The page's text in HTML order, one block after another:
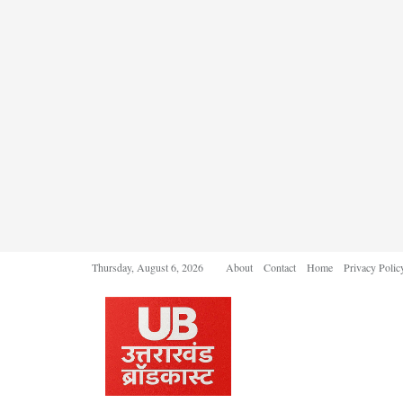
Thursday, August 6, 2026 About Contact Home Privacy